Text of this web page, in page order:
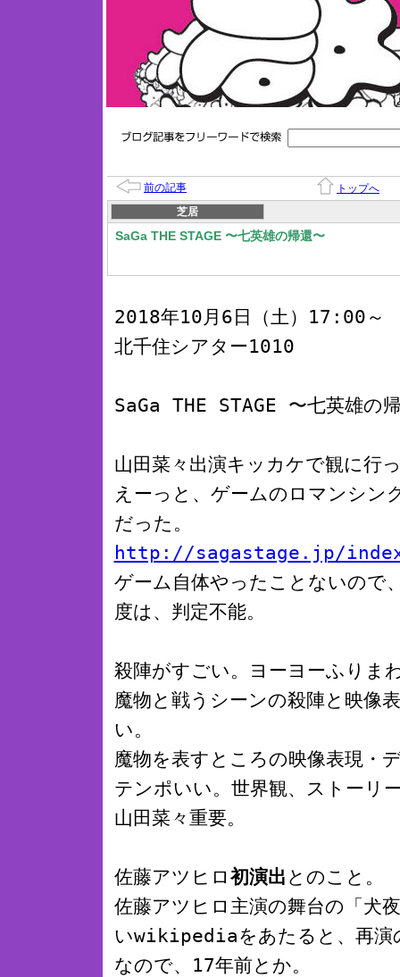
前の記事
トップへ
芝居
SaGa THE STAGE 〜七英雄の帰還〜
2018年10月6日（土）17:00～
北千住シアター1010
SaGa THE STAGE 〜七英雄の
山田菜々出演キッカケで観に行
えーっと、ゲームのロマンシン
だった。
http://sagastage.jp/
ゲーム自体やったことないので
度は、判定不能。
殺陣がすごい。ヨーヨーふりま
魔物と戦うシーンの殺陣と映像
い。
魔物を表すところの映像表現・
テンポいい。世界観、ストーリ
山田菜々重要。
佐藤アツヒロ 初演出 とのこと。
佐藤アツヒロ主演の舞台の「犬
いwikipediaをあたると、再演
なので、17年前とか。